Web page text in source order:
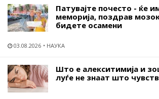
Патувајте почесто - ќе
меморија, поздрав
бидете осамени
03.08.2026 НАУКА
Што е алекситимија и
луѓе не знаат што